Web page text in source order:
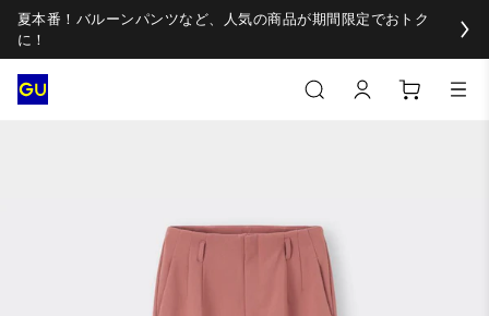
夏本番！バルーンパンツなど、人気の商品が期間限定でおトク
に！